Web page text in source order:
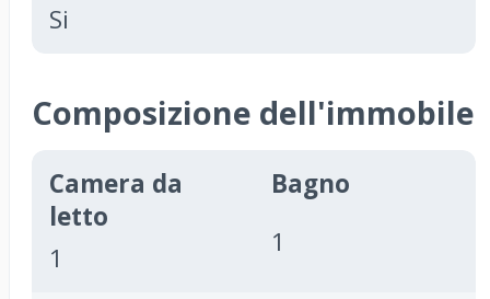
Si
Composizione dell'immobile
Camera da
letto
1
Bagno
1